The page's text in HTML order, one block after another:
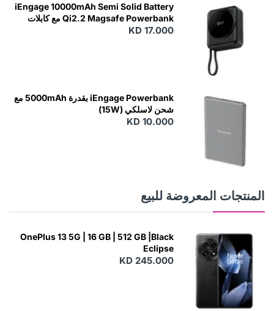
iEngage 10000mAh Semi Solid Battery
Qi2.2 Magsafe Powerbank مع كابلات
مدمجة
KD 17.000
iEngage Powerbank بقدرة 5000mAh مع
شحن لاسلكي (15W)
KD 10.000
المنتجات المعروضة للبيع
OnePlus 13 5G | 16 GB | 512 GB |Black
Eclipse
KD 245.000